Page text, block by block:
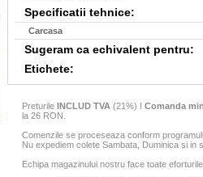
Specificatii tehnice:
Carcasa
Sugeram ca echivalent pentru:
Etichete:
Preturile INCLUD TVA (21%) ! Comanda
la 26 RON.
Comenzile se proceseaza conform
Nu expediem colete Sambata, Duminica si in
Echipa magazinului nostru face toate